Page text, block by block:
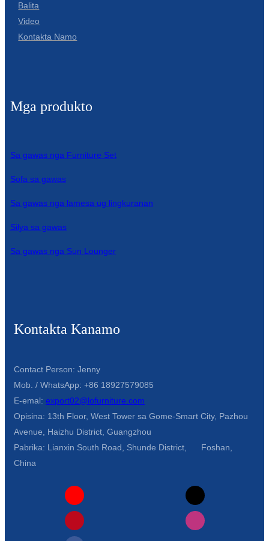
Balita
Video
Kontakta Namo
Mga produkto
Sa gawas nga Furniture Set
Sofa sa gawas
Sa gawas nga lamesa ug lingkuranan
Silya sa gawas
Sa gawas nga Sun Lounger
Kontakta Kanamo
Contact Person: Jenny
Mob. / WhatsApp: +86 18927579085
E-emal: export02@lofurniture.com
Opisina: 13th Floor, West Tower sa Gome-Smart City, Pazhou
Avenue, Haizhu District, Guangzhou
Pabrika: Lianxin South Road, Shunde District, Foshan,
China